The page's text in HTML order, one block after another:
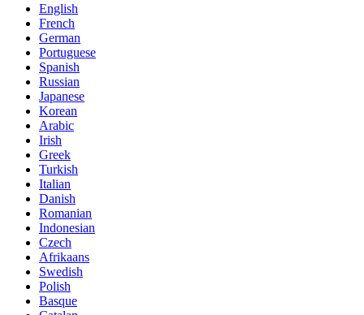
English
French
German
Portuguese
Spanish
Russian
Japanese
Korean
Arabic
Irish
Greek
Turkish
Italian
Danish
Romanian
Indonesian
Czech
Afrikaans
Swedish
Polish
Basque